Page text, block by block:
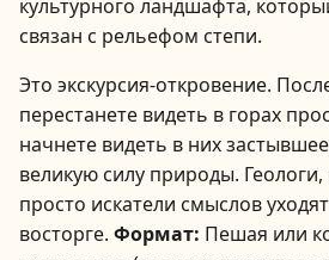
культурного ландшафта,
связан с рельефом степи.
Это экскурсия-откровение.
перестанете видеть в горах
начнете видеть в них
великую силу природы.
просто искатели смыслов
восторге. Формат: Пешая или